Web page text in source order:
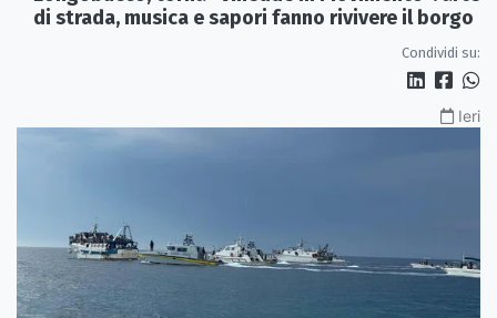
di strada, musica e sapori fanno rivivere il borgo
Condividi su:
Ieri